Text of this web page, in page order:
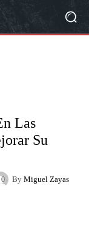
Las
Su
By Miguel Zayas
0